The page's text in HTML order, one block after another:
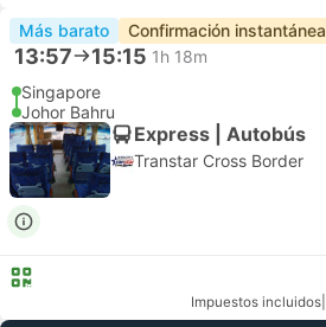
Más barato Confirmación instantánea
13:57 15:15 1h 18m
Singapore
Johor Bahru
Express | Autobús
Transtar Cross Border
Impuestos incluidos